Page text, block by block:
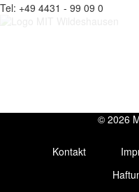
Tel: +49 4431 - 99 09 0
© 2026
Kontakt